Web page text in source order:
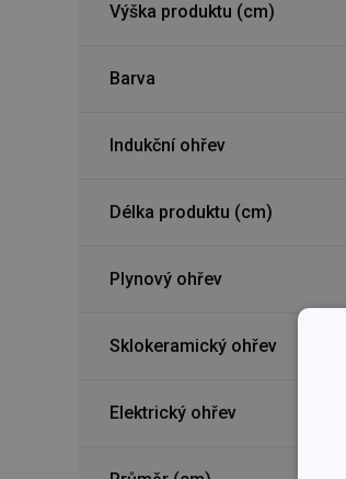
Výška produktu (cm)
Barva
Indukční ohřev
Délka produktu (cm)
Plynový ohřev
Sklokeramický ohřev
Elektrický ohřev